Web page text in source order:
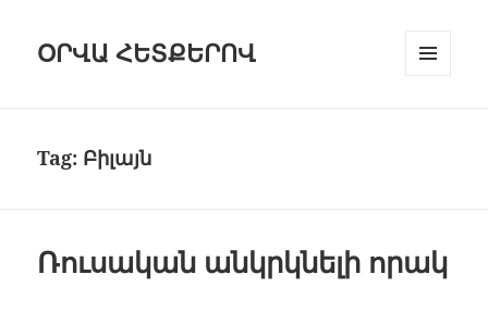
ՕՐՎԱ ՀԵՏՔԵՐՈՎ
Tag: Բիլայն
Ռուսական անկրկնելի որակ